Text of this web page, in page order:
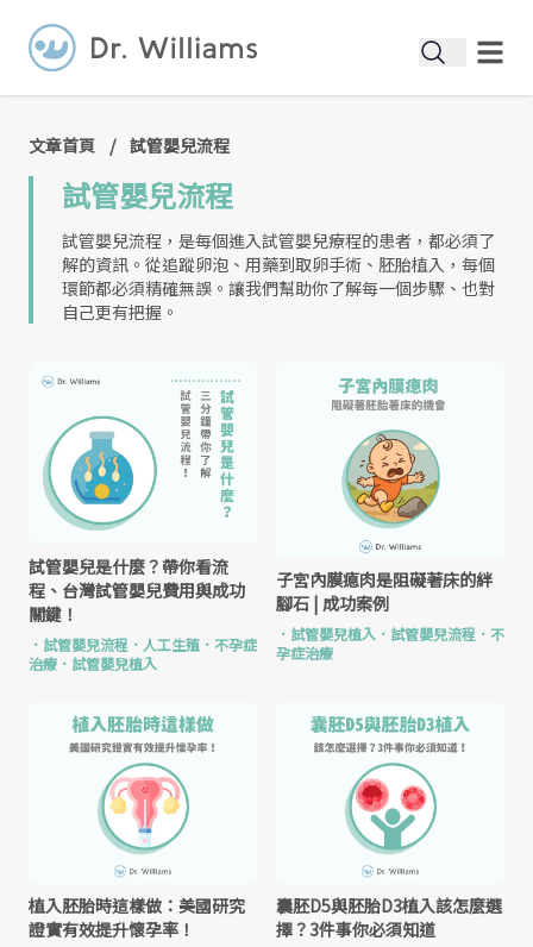
文章首頁 / 試管嬰兒流程
試管嬰兒流程
試管嬰兒流程，是每個進入試管嬰兒療程的患者，都必須了
解的資訊。從追蹤卵泡、用藥到取卵手術、胚胎植入，每個
環節都必須精確無誤。讓我們幫助你了解每一個步驟、也對
自己更有把握。
試管嬰兒是什麼？帶你看流
程、台灣試管嬰兒費用與成功
關鍵！
． 試管嬰兒流程 ． 人工生殖 ． 不孕症
治療 ． 試管嬰兒植入
子宮內膜瘜肉是阻礙著床的絆
腳石 | 成功案例
． 試管嬰兒植入 ． 試管嬰兒流程 ． 不
孕症治療
植入胚胎時這樣做：美國研究
證實有效提升懷孕率！
囊胚D5與胚胎D3植入該怎麼選
擇？3件事你必須知道